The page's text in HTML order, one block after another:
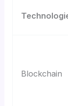
Blockchain